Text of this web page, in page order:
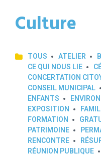
Culture
TOUS ATELIER
CE QUI NOUS LIE
CONCERTATION
CONSEIL MUNICIPAL
ENFANTS
EXPOSITION
FORMATION
PATRIMOINE
RENCONTRE
RÉUNION PUBLIQUE